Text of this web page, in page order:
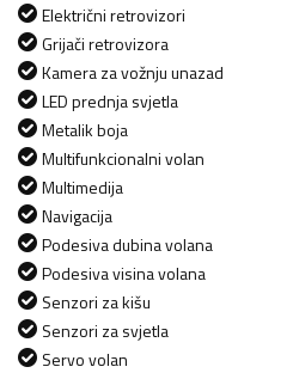
Električni retrovizori
Grijači retrovizora
Kamera za vožnju unazad
LED prednja svjetla
Metalik boja
Multifunkcionalni volan
Multimedija
Navigacija
Podesiva dubina volana
Podesiva visina volana
Senzori za kišu
Senzori za svjetla
Servo volan